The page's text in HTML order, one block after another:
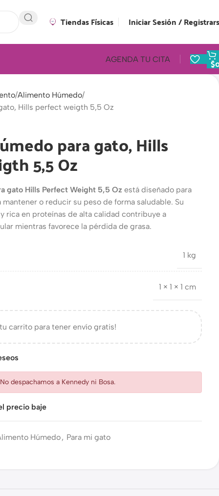
Tiendas Físicas Iniciar Sesión /
AGENDA TU CITA $
Alimento Húmedo
Hills perfect weigth 5,5 Oz
para gato, Hills
5,5 Oz
gato Hills Perfect Weight 5,5 Oz está diseñado para
mantener o reducir su peso de forma saludable. Su
rica en proteínas de alta calidad contribuye a
mientras favorece la pérdida de grasa.
1 kg
1 × 1 × 1 cm
carrito para tener envío gratis!
despachamos a Kennedy ni Bosa.
precio baje
Húmedo, Para mi gato